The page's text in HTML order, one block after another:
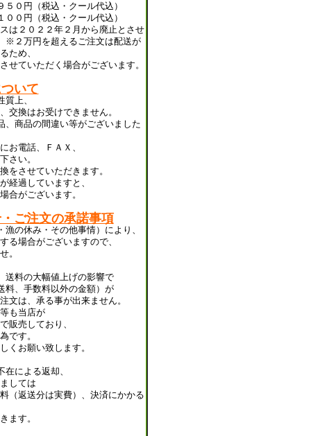
０円（税込・クール代込）
０円（税込・クール代込）
は２０２２年２月から廃止とさせ
※２万円を超えるご注文は配送が
ため、
せていただく場合がございます。
いて
上、
交換はお受けできません。
、商品の間違い等がございました
お電話、ＦＡＸ、
さい。
をさせていただきます。
経過していますと、
合がございます。
ご注文の承諾事項
の休み・その他事情）により、
る場合がございますので、
。
送料の大幅値上げの影響で
料、手数料以外の金額）が
文は、承る事が出来ません。
も当店が
販売しており、
です。
くお願い致します。
による返却、
しては
（返送分は実費）、決済にかかる
ます。